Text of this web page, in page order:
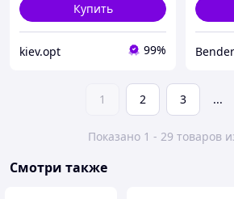
Купить
kiev.opt 99%
1 2 3 ...
Показано 1 - 29 товаров
Смотри также